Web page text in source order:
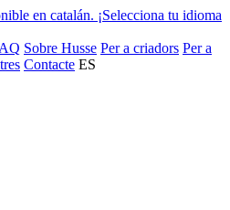
en catalán. ¡Selecciona tu idioma
Sobre Husse Per a criadors Per a
Contacte ES